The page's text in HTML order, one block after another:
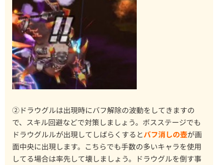
②ドラウグルは出現時にバフ解除の波動をしてきますの
で、スキル回避などで対策しましょう。ボスステージでも
ドラウグルルが出現してしばらくするとバフ消しの壺が画
面中央に出現します。こちらでも手数の多いキャラを使用
してる場合は率先して壊しましょう。ドラウグルを倒す事